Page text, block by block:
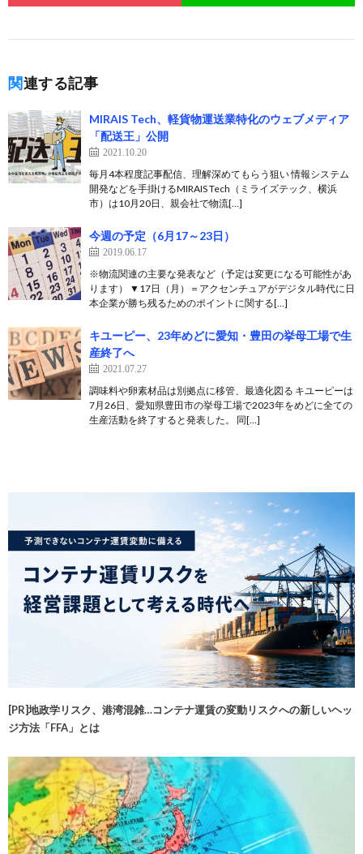
関連する記事
MIRAIS Tech、軽貨物運送業特化のウェブメディア
「配送王」公開
2021.10.20
毎月4本程度記事配信、理解深めてもらう狙い 情報システム
開発などを手掛けるMIRAIS Tech（ミライズテック、横浜
市）は10月20日、親会社で物流[…]
今週の予定（6月17～23日）
2019.06.17
※物流関連の主要な発表など（予定は変更になる可能性があ
ります） ▼17日（月）＝アクセンチュアがデジタル時代に日
本企業が勝ち残るためのポイントに関する[…]
キユーピー、23年めどに愛知・豊田の挙母工場で生
産終了へ
2021.07.27
調味料や卵素材品は別拠点に移管、最適化図る キユーピーは
7月26日、愛知県豊田市の挙母工場で2023年をめどに全ての
生産活動を終了すると発表した。 同[…]
[PR]地政学リスク、港湾混雑…コンテナ運賃の変動リスクへの新しいヘッ
ジ方法「FFA」とは